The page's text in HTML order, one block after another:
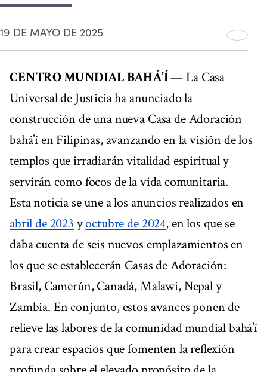
19 DE MAYO DE 2025
CENTRO MUNDIAL BAHÁ’Í— La Casa
Universal de Justicia ha anunciado la
construcción de una nueva Casa de Adoración
bahá’í en Filipinas, avanzando en la visión de los
templos que irradiarán vitalidad espiritual y
servirán como focos de la vida comunitaria.
Esta noticia se une a los anuncios realizados en
abril de 2023 yoctubre de 2024, en los que se
daba cuenta de seis nuevos emplazamientos en
los que se establecerán Casas de Adoración:
Brasil, Camerún, Canadá, Malawi, Nepal y
Zambia. En conjunto, estos avances ponen de
relieve las labores de la comunidad mundial bahá’í
para crear espacios que fomenten la reflexión